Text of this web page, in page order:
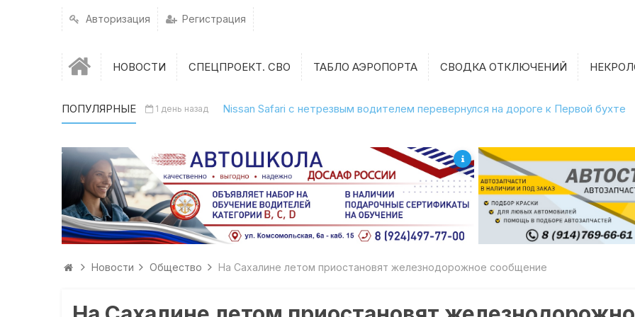
Авторизация Регистрация
НОВОСТИ СПЕЦПРОЕКТ. СВО ТАБЛО АЭРОПОРТА СВОДКА ОТКЛЮЧЕНИЙ
ПОПУЛЯРНЫЕ 1 день назад Nissan Safari с нетрезвым водителем перевернулся на дороге к Первой бухте
Новости Общество На Сахалине летом приостановят железнодорожное сообщение